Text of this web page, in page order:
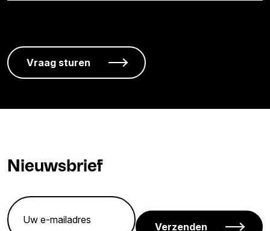
Nieuwsbrief
Verzenden